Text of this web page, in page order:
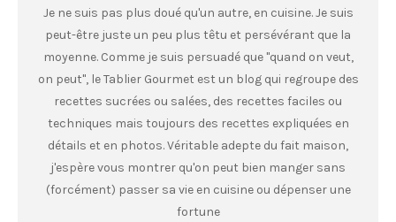
Je ne suis pas plus doué qu'un autre, en cuisine. Je suis
peut-être juste un peu plus têtu et persévérant que la
moyenne. Comme je suis persuadé que "quand on veut,
on peut", le Tablier Gourmet est un blog qui regroupe des
recettes sucrées ou salées, des recettes faciles ou
techniques mais toujours des recettes expliquées en
détails et en photos. Véritable adepte du fait maison,
j'espère vous montrer qu'on peut bien manger sans
(forcément) passer sa vie en cuisine ou dépenser une
fortune